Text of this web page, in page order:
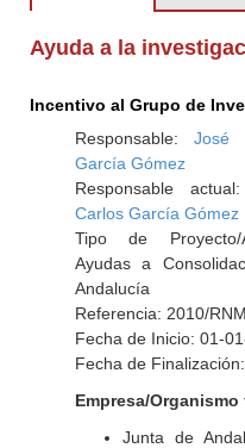
Ayuda a la
Incentivo al Grupo de
Responsable: José
García Gómez
Responsable
Carlos García Gómez
Tipo de Proyecto/
Ayudas a
Andalucía
Referencia: 2010/
Fecha de Inicio: 01-
Fecha de
Empresa/
Junta de